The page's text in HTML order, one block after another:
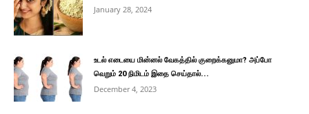
January 28, 2024
உடல் எடையை மின்னல் வேகத்தில் குறைக்கனுமா? அப்போ
வெறும் 20 நிமிடம் இதை செய்தால்...
December 4, 2023